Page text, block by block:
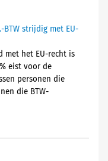
BTW strijdig met EU-
met het EU-recht is
eist voor de
personen die
die BTW-